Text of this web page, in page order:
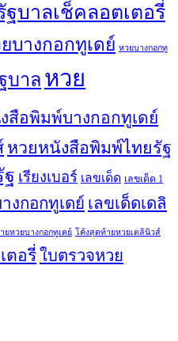
บาลเช็คลอตเตอรี่
บางกอกทูเดย์ หวยบางกอกทู
บาล หวย
สือพิมพ์บางกอกทูเดย์
หวยหนังสือพิมพ์ไทยรัฐ
ฐ เรียงเบอร์ เลขเด็ด เลขเด็ด 1
งกอกทูเดย์ เลขเด็ดเดลิ
ยหวยบางกอกทูเดย์ โค้งสุดท้ายหวยเดลินิวส์
ตอรี่ใบตรวจหวย